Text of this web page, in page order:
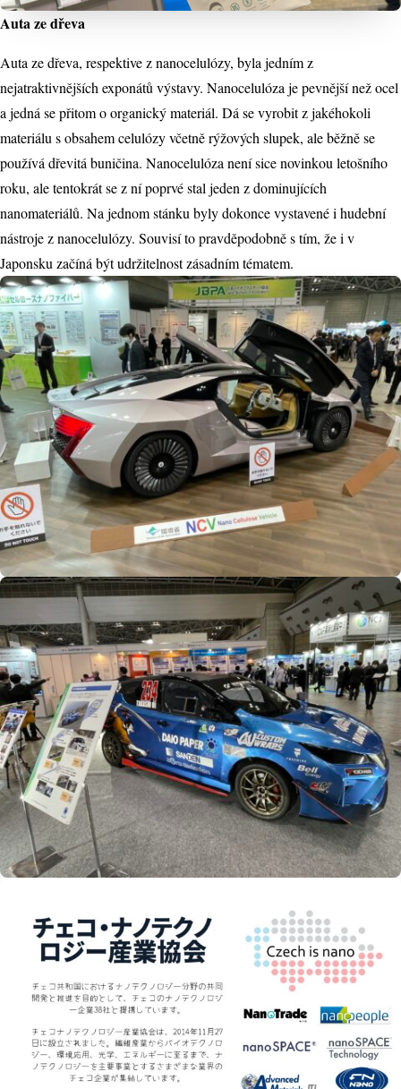
Auta ze dřeva
Auta ze dřeva, respektive z nanocelulózy, byla jedním z
nejatraktivnějších exponátů výstavy. Nanocelulóza je pevnější než ocel
a jedná se přitom o organický materiál. Dá se vyrobit z jakéhokoli
materiálu s obsahem celulózy včetně rýžových slupek, ale běžně se
používá dřevitá buničina. Nanocelulóza není sice novinkou letošního
roku, ale tentokrát se z ní poprvé stal jeden z dominujících
nanomateriálů. Na jednom stánku byly dokonce vystavené i hudební
nástroje z nanocelulózy. Souvisí to pravděpodobně s tím, že i v
Japonsku začíná být udržitelnost zásadním tématem.